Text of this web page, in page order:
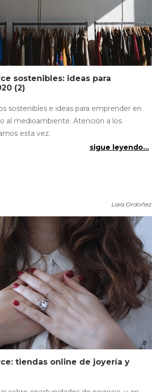
sostenibles: ideas para
(2)
sostenibles e ideas para emprender en
al medioambiente. Atención a los
esta vez.
sigue leyendo...
Laia Ordoñez
tiendas online de joyería y